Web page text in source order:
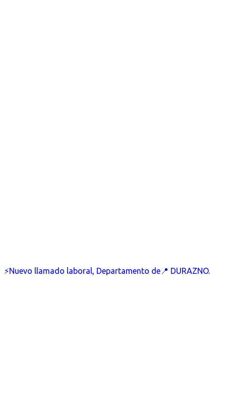
⚡Nuevo llamado laboral, Departamento de📍 DURAZNO.